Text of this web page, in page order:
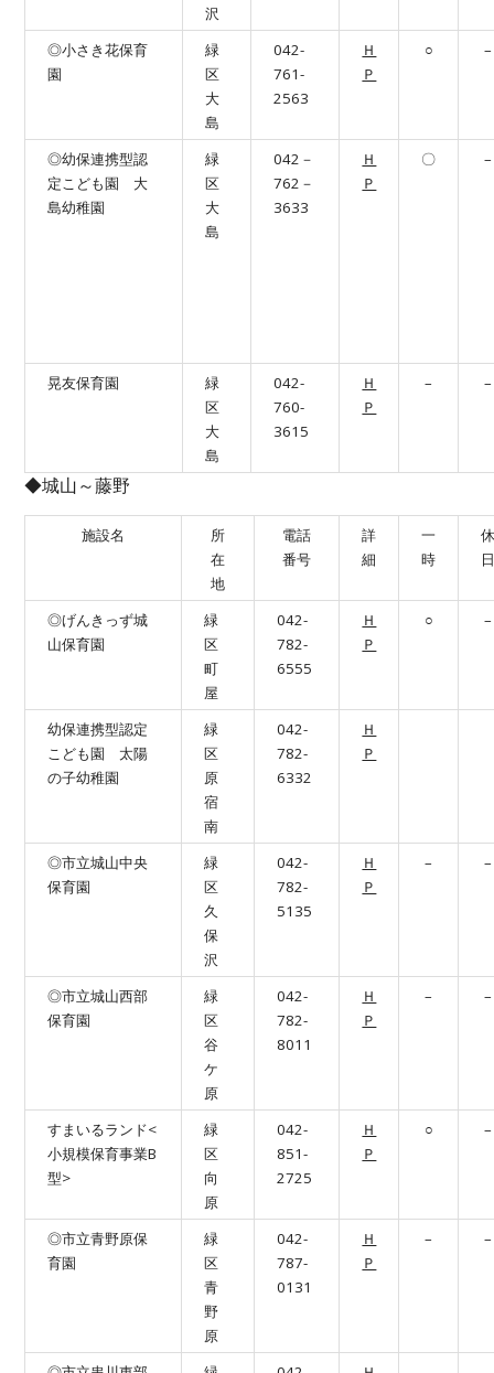
沢
◎小さき花保育
園
緑
区
大
島
042-
761-
2563
Ｈ
Ｐ
○ –
◎幼保連携型認
定こども園 大
島幼稚園
緑
区
大
島
042－
762－
3633
Ｈ
Ｐ
〇 –
晃友保育園
緑
区
大
島
042-
760-
3615
Ｈ
Ｐ
– –
◆城山～藤野
施設名
所
在
地
電話
番号
詳
細
一
時
◎げんきっず城
山保育園
緑
区
町
屋
042-
782-
6555
Ｈ
Ｐ
○ –
幼保連携型認定
こども園 太陽
の子幼稚園
緑
区
原
宿
南
042-
782-
6332
Ｈ
Ｐ
◎市立城山中央
保育園
緑
区
久
保
沢
042-
782-
5135
Ｈ
Ｐ
– –
◎市立城山西部
保育園
緑
区
谷
ケ
原
042-
782-
8011
Ｈ
Ｐ
– –
すまいるランド<
小規模保育事業B
型>
緑
区
向
原
042-
851-
2725
Ｈ
Ｐ
○ –
◎市立青野原保
育園
緑
区
青
野
原
042-
787-
0131
Ｈ
Ｐ
– –